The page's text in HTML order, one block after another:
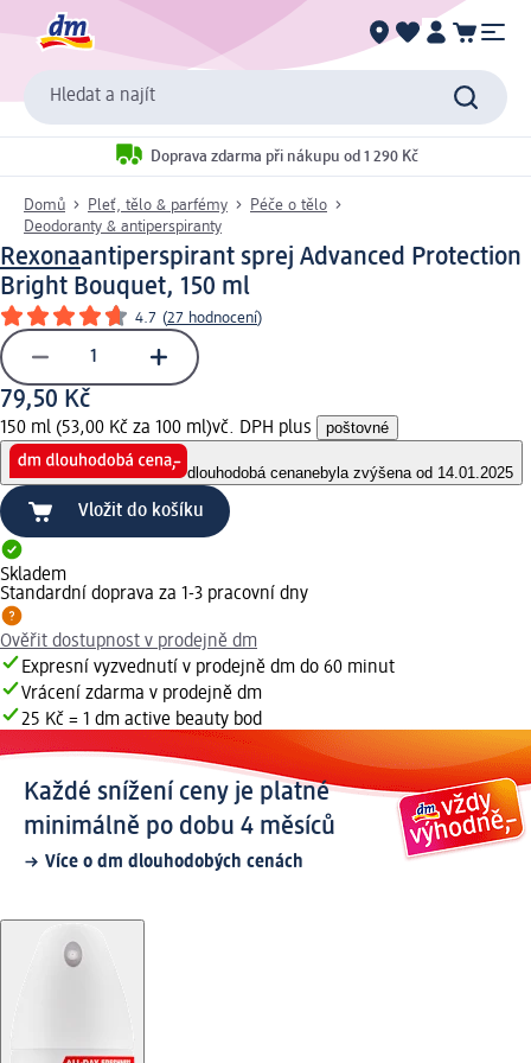
Hledat a najít
Doprava zdarma při nákupu od 1 290 Kč
Domů Pleť, tělo & parfémy
Péče o tělo
Deodoranty & antiperspiranty
Rexonaantiperspirant sprej Advanced Protection
Bright Bouquet, 150 ml
4.7 (27 hodnocení)
79,50 Kč
150 ml (53,00 Kč za 100 ml)vč. DPH plus poštovné
dlouhodobá cenanebyla zvýšena od 14.01.2025
Vložit do košíku
Skladem
Standardní doprava za 1-3 pracovní dny
Ověřit dostupnost v prodejně dm
Expresní vyzvednutí v prodejně dm do 60 minut
Vrácení zdarma v prodejně dm
25 Kč = 1 dm active beauty bod
Každé snížení ceny je platné
minimálně po dobu 4 měsíců
Více o dm dlouhodobých cenách